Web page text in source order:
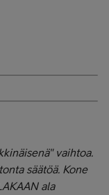
vaihtoa.
säätöä. Kone
ala